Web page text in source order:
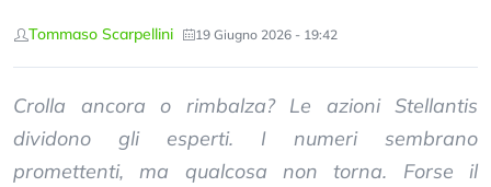
Tommaso Scarpellini 19 Giugno 2026 - 19:42
Crolla ancora o rimbalza? Le azioni Stellantis
dividono gli esperti. I numeri sembrano
promettenti, ma qualcosa non torna. Forse il